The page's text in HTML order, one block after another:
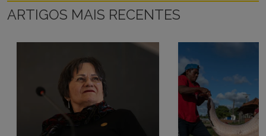
ARTIGOS MAIS RECENTES